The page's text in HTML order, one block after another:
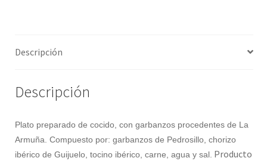
Descripción
Descripción
Plato preparado de cocido, con garbanzos procedentes de La
Armuña. Compuesto por: garbanzos de Pedrosillo, chorizo
ibérico de Guijuelo, tocino ibérico, carne, agua y sal. Producto